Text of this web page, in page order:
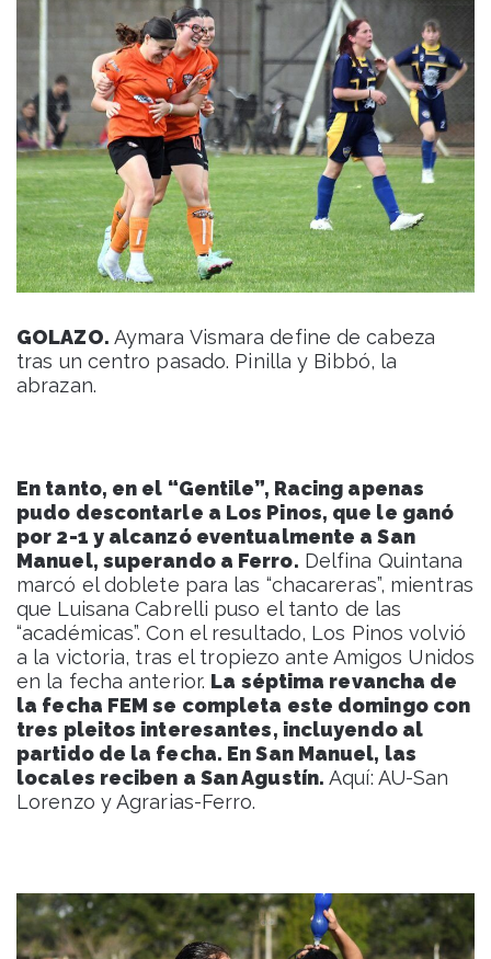
GOLAZO. Aymara Vismara define de cabeza
tras un centro pasado. Pinilla y Bibbó, la
abrazan.
En tanto, en el “Gentile”, Racing apenas
pudo descontarle a Los Pinos, que le ganó
por 2-1 y alcanzó eventualmente a San
Manuel, superando a Ferro. Delfina Quintana
marcó el doblete para las “chacareras”, mientras
que Luisana Cabrelli puso el tanto de las
“académicas”. Con el resultado, Los Pinos volvió
a la victoria, tras el tropiezo ante Amigos Unidos
en la fecha anterior. La séptima revancha de
la fecha FEM se completa este domingo con
tres pleitos interesantes, incluyendo al
partido de la fecha. En San Manuel, las
locales reciben a San Agustín. Aquí: AU-San
Lorenzo y Agrarias-Ferro.